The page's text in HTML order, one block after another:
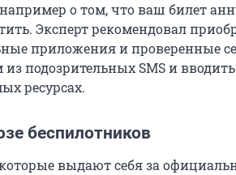
о том, что ваш билет
Эксперт рекомендовал
приложения и проверенные
из подозрительных SMS и
ресурсах.
беспилотников
выдают себя за